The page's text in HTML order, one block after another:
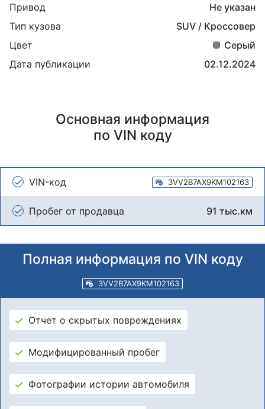
Привод
Не указан
Тип кузова
SUV / Кроссовер
Цвет
Серый
Дата публикации
02.12.2024
Основная информация
по VIN коду
VIN-код 3VV2B7AX9KM102163
Пробег от продавца 91 тыс.км
Полная информация по VIN коду
3VV2B7AX9KM102163
Отчет о скрытых повреждениях
Модифицированный пробег
Фотографии истории автомобиля